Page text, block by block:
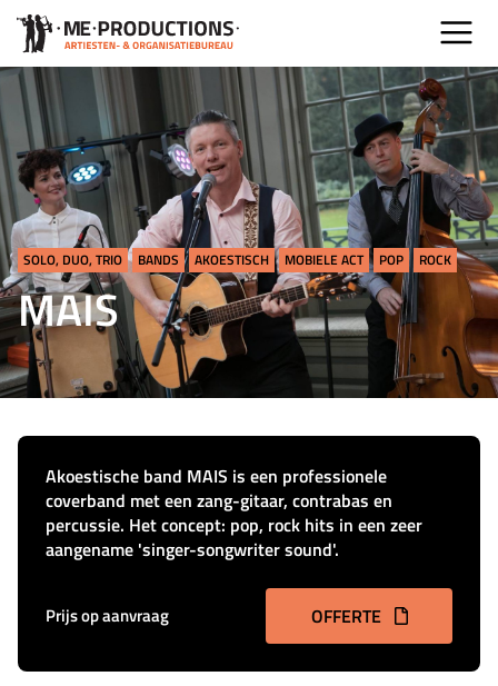
SOLO, DUO, TRIO BANDS AKOESTISCH MOBIELE ACT POP ROCK
MAIS
Akoestische band MAIS is een professionele
coverband met een zang-gitaar, contrabas en
percussie. Het concept: pop, rock hits in een zeer
aangename 'singer-songwriter sound'.
Prijs op aanvraag OFFERTE